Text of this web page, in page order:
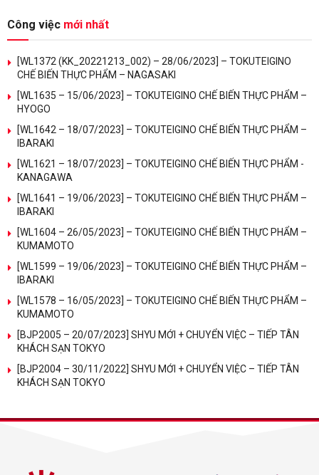
Công việc mới nhất
[WL1372 (KK_20221213_002) – 28/06/2023] – TOKUTEIGINO
CHẾ BIẾN THỰC PHẨM – NAGASAKI
[WL1635 – 15/06/2023] – TOKUTEIGINO CHẾ BIẾN THỰC PHẨM –
HYOGO
[WL1642 – 18/07/2023] – TOKUTEIGINO CHẾ BIẾN THỰC PHẨM –
IBARAKI
[WL1621 – 18/07/2023] – TOKUTEIGINO CHẾ BIẾN THỰC PHẨM -
KANAGAWA
[WL1641 – 19/06/2023] – TOKUTEIGINO CHẾ BIẾN THỰC PHẨM –
IBARAKI
[WL1604 – 26/05/2023] – TOKUTEIGINO CHẾ BIẾN THỰC PHẨM –
KUMAMOTO
[WL1599 – 19/06/2023] – TOKUTEIGINO CHẾ BIẾN THỰC PHẨM –
IBARAKI
[WL1578 – 16/05/2023] – TOKUTEIGINO CHẾ BIẾN THỰC PHẨM –
KUMAMOTO
[BJP2005 – 20/07/2023] SHYU MỚI + CHUYỂN VIỆC – TIẾP TÂN
KHÁCH SẠN TOKYO
[BJP2004 – 30/11/2022] SHYU MỚI + CHUYỂN VIỆC – TIẾP TÂN
KHÁCH SẠN TOKYO